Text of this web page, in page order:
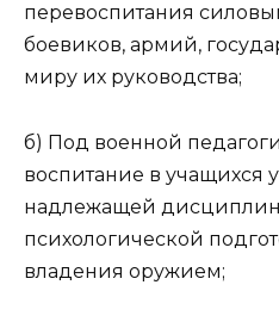
перевоспитания
боевиков, армий,
миру их руководства;
б) Под военной
воспитание в учащихся
надлежащей
психологической
владения оружием;